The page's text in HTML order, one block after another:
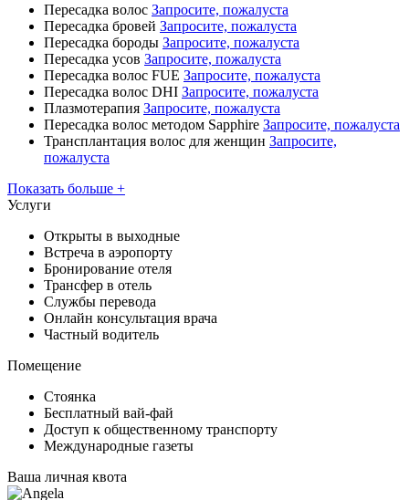
Пересадка волос Запросите, пожалуста
Пересадка бровей Запросите, пожалуста
Пересадка бороды Запросите, пожалуста
Пересадка усов Запросите, пожалуста
Пересадка волос FUE Запросите, пожалуста
Пересадка волос DHI Запросите, пожалуста
Плазмотерапия Запросите, пожалуста
Пересадка волос методом Sapphire Запросите, пожалуста
Трансплантация волос для женщин Запросите,
пожалуста
Показать больше +
Услуги
Открыты в выходные
Встреча в аэропорту
Бронирование отеля
Трансфер в отель
Службы перевода
Онлайн консультация врача
Частный водитель
Помещение
Стоянка
Бесплатный вай-фай
Доступ к общественному транспорту
Международные газеты
Ваша личная квота